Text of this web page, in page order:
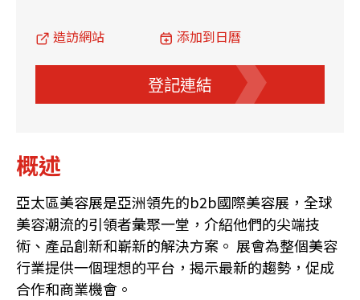
造訪網站 添加到日曆
登記連結
概述
亞太區美容展是亞洲領先的b2b國際美容展，全球
美容潮流的引領者彙聚一堂，介紹他們的尖端技
術、產品創新和嶄新的解決方案。 展會為整個美容
行業提供一個理想的平台，揭示最新的趨勢，促成
合作和商業機會。